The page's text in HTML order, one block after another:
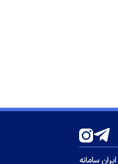
ایران سامانه